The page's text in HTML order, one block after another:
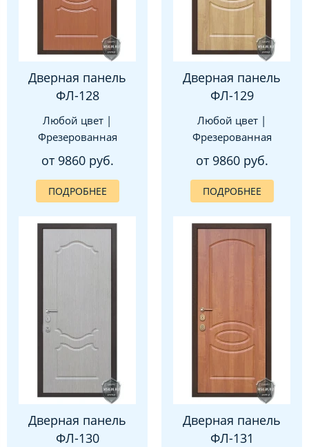
Дверная панель
ФЛ-128
Любой цвет |
Фрезерованная
от 9860 руб.
ПОДРОБНЕЕ
Дверная панель
ФЛ-129
Любой цвет |
Фрезерованная
от 9860 руб.
ПОДРОБНЕЕ
Дверная панель
ФЛ-130
Дверная панель
ФЛ-131